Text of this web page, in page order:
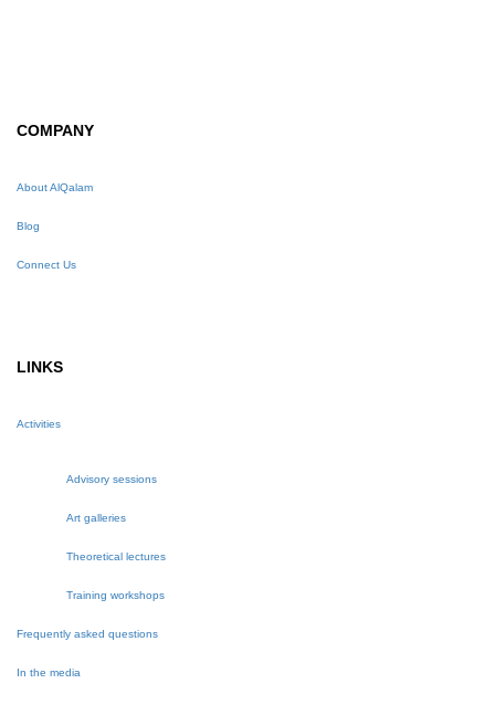
COMPANY
About AlQalam
Blog
Connect Us
LINKS
Activities
Advisory sessions
Art galleries
Theoretical lectures
Training workshops
Frequently asked questions
In the media